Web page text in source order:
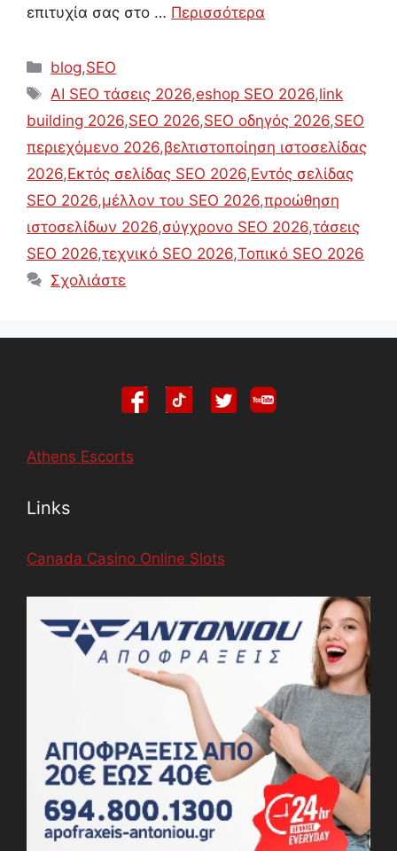
επιτυχία σας στο … Περισσότερα
Κατηγορίες
blog,SEO
Ετικέτες
AI SEO τάσεις 2026,eshop SEO 2026,link
building 2026,SEO 2026,SEO οδηγός 2026,SEO
περιεχόμενο 2026,βελτιστοποίηση ιστοσελίδας
2026,Εκτός σελίδας SEO 2026,Εντός σελίδας
SEO 2026,μέλλον του SEO 2026,προώθηση
ιστοσελίδων 2026,σύγχρονο SEO 2026,τάσεις
SEO 2026,τεχνικό SEO 2026,Τοπικό SEO 2026
Σχολιάστε
Athens Escorts
Links
Canada Casino Online Slots